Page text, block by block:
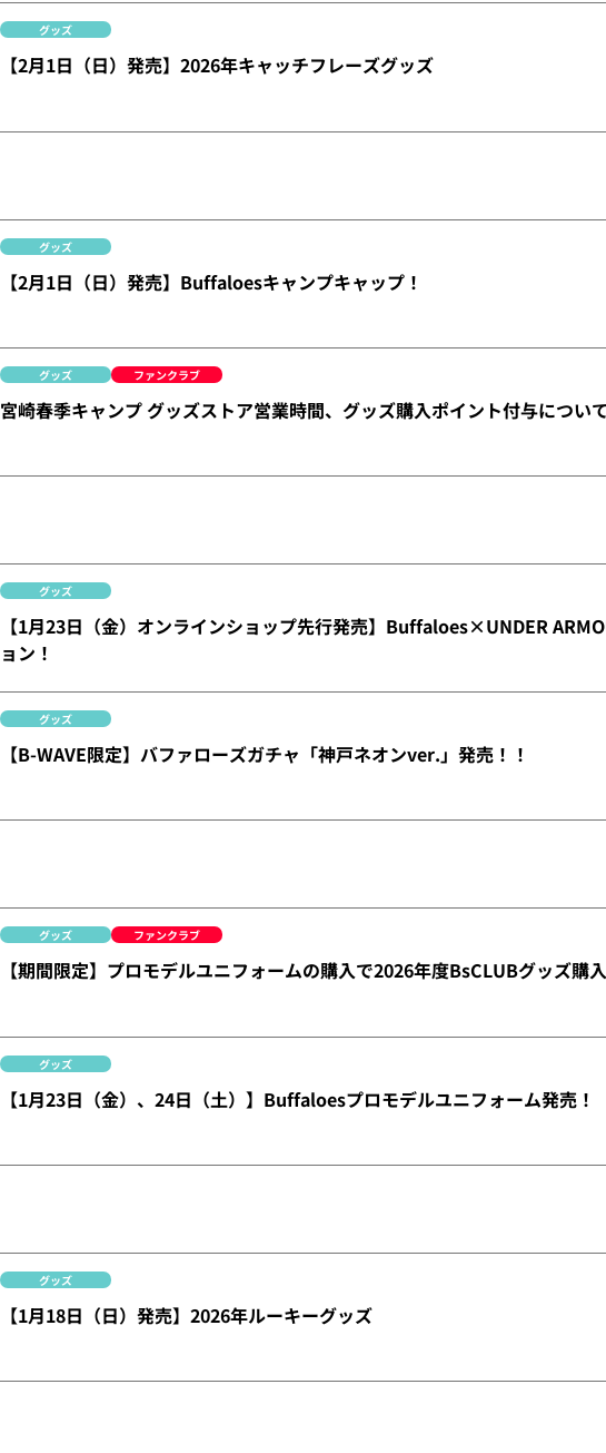
グッズ
【2月1日（日）発売】2026年キャッチフレーズグッズ
グッズ
【2月1日（日）発売】Buffaloesキャンプキャップ！
グッズ ファンクラブ
宮崎春季キャンプ グッズストア営業時間、グッズ購入ポイント付与につい
グッズ
【1月23日（金）オンラインショップ先行発売】Buffaloes×UNDER
ョン！
グッズ
【B-WAVE限定】バファローズガチャ「神戸ネオンver.」発売！！
グッズ ファンクラブ
【期間限定】プロモデルユニフォームの購入で2026年度BsCLUBグッズ購
グッズ
【1月23日（金）、24日（土）】Buffaloesプロモデルユニフォーム発売！
グッズ
【1月18日（日）発売】2026年ルーキーグッズ